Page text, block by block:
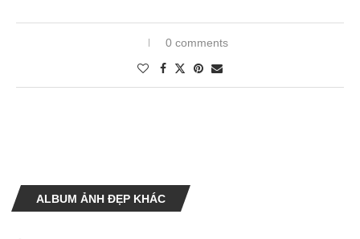
0 comments
ALBUM ẢNH ĐẸP KHÁC